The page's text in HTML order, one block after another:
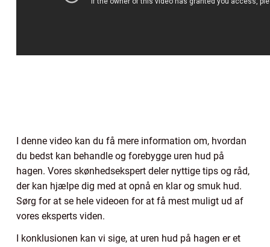
I denne video kan du få mere information om, hvordan
du bedst kan behandle og forebygge uren hud på
hagen. Vores skønhedsekspert deler nyttige tips og råd,
der kan hjælpe dig med at opnå en klar og smuk hud.
Sørg for at se hele videoen for at få mest muligt ud af
vores eksperts viden.
I konklusionen kan vi sige, at uren hud på hagen er et